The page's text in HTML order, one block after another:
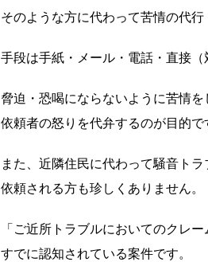
そのような方に代わって苦情の代
手段は手紙・メール・電話・直接（
脅迫・恐喝にならないように苦情
依頼者の怒りを代弁するのが目的で
また、近隣住民に代わって騒音ト
依頼される方も珍しくありません。
「ご近所トラブルにおいてのクレ
すでに認知されている案件です。